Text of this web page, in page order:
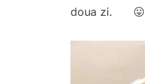
doua zi. 😛